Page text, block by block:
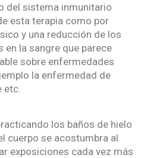
del sistema inmunitario
esta terapia como por
y una reducción de los
la sangre que parece
sobre enfermedades
la enfermedad de
etc.
los baños de hielo
cuerpo se acostumbra al
exposiciones cada vez más